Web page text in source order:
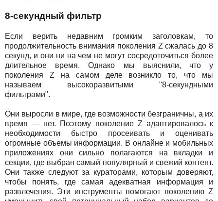
8-секундный фильтр
Если верить недавним громким заголовкам, то
продолжительность внимания поколения Z сжалась до 8
секунд, и они ни на чем не могут сосредоточиться более
длительное время. Однако мы выяснили, что у
поколения Z на самом деле возникло то, что мы
называем высокоразвитыми "8-секундными
фильтрами".
Они выросли в мире, где возможности безграничны, а их
время — нет. Поэтому поколение Z адаптировалось к
необходимости быстро просеивать и оценивать
огромные объемы информации. В онлайне и мобильных
приложениях они сильно полагаются на вкладки и
секции, где выбран самый популярный и свежий контент.
Они также следуют за кураторами, которым доверяют,
чтобы понять, где самая адекватная информация и
развлечения. Эти инструменты помогают поколению Z